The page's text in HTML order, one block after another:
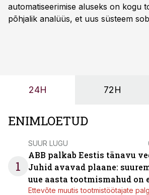
automatiseerimise aluseks on kogu
põhjalik analüüs, et uus süsteem
OÜ tegevjuht Sander Mitendorf.
24H 72H
ENIMLOETUD
1
SUUR LUGU
ABB palkab Eestis tänavu
Juhid avavad plaane:
uue aasta tootmismahud on
Ettevõte muutis tootmistöötajate